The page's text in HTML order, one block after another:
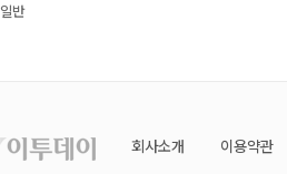
일반
회사소개 이용약관